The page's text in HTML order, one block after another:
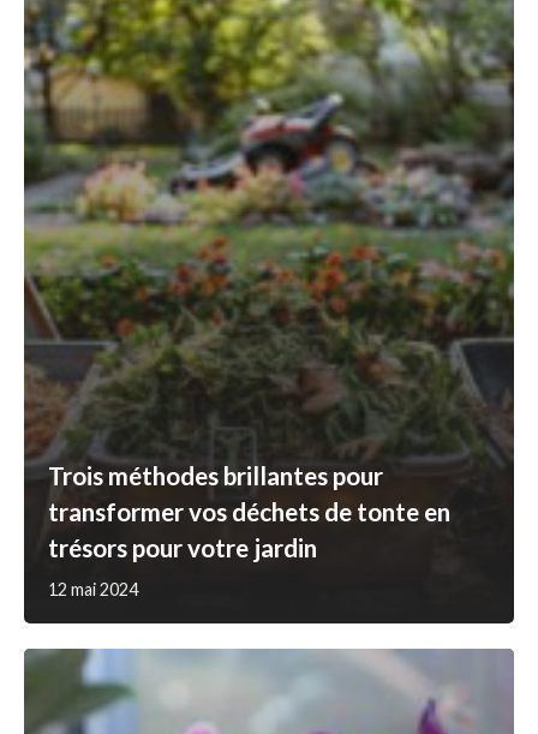
Trois méthodes brillantes pour
transformer vos déchets de tonte en
trésors pour votre jardin
12 mai 2024